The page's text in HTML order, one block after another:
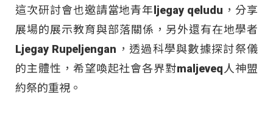
這次研討會也邀請當地青年ljegay qeludu，分享
展場的展示教育與部落關係，另外還有在地學者
Ljegay Rupeljengan，透過科學與數據探討祭儀
的主體性，希望喚起社會各界對maljeveq人神盟
約祭的重視。